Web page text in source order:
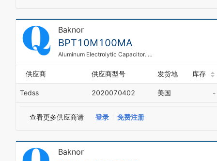
Baknor
BPT10M100MA
Aluminum Electrolytic Capacitor. Axial Leads. Case Size 10 x 28mm 10uF 20% 100VDC
供应商 供应商型号 发货地 库存
Tedss 2020070402 美国 -
查看更多供应商请 登录 免费注册
Baknor